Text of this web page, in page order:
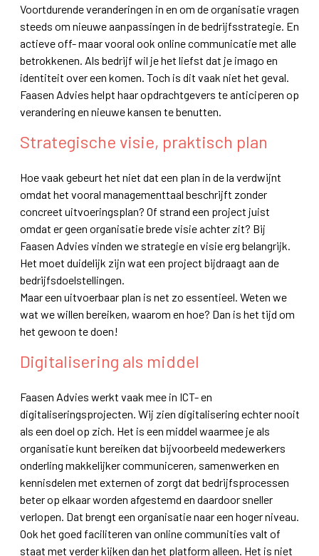
Voortdurende veranderingen in en om de organisatie vragen
steeds om nieuwe aanpassingen in de bedrijfsstrategie. En
actieve off- maar vooral ook online communicatie met alle
betrokkenen. Als bedrijf wil je het liefst dat je imago en
identiteit over een komen. Toch is dit vaak niet het geval.
Faasen Advies helpt haar opdrachtgevers te anticiperen op
verandering en nieuwe kansen te benutten.
Strategische visie, praktisch plan
Hoe vaak gebeurt het niet dat een plan in de la verdwijnt
omdat het vooral managementtaal beschrijft zonder
concreet uitvoeringsplan? Of strand een project juist
omdat er geen organisatie brede visie achter zit? Bij
Faasen Advies vinden we strategie en visie erg belangrijk.
Het moet duidelijk zijn wat een project bijdraagt aan de
bedrijfsdoelstellingen.
Maar een uitvoerbaar plan is net zo essentieel. Weten we
wat we willen bereiken, waarom en hoe? Dan is het tijd om
het gewoon te doen!
Digitalisering als middel
Faasen Advies werkt vaak mee in ICT- en
digitaliseringsprojecten. Wij zien digitalisering echter nooit
als een doel op zich. Het is een middel waarmee je als
organisatie kunt bereiken dat bijvoorbeeld medewerkers
onderling makkelijker communiceren, samenwerken en
kennisdelen met externen of zorgt dat bedrijfsprocessen
beter op elkaar worden afgestemd en daardoor sneller
verlopen. Dat brengt een organisatie naar een hoger niveau.
Ook het goed faciliteren van online communities valt of
staat met verder kijken dan het platform alleen. Het is niet